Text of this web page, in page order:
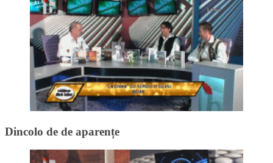
Dincolo de de aparențe